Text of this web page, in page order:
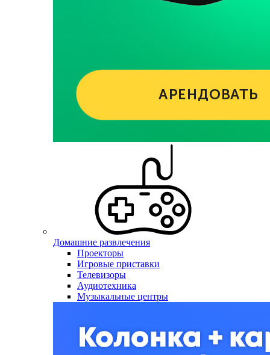
Домашние развлечения
Проекторы
Игровые приставки
Телевизоры
Аудиотехника
Музыкальные центры